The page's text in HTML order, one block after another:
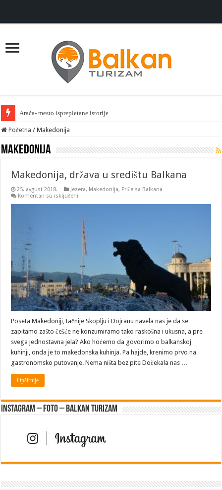
Arača- mesto isprepletane istorije
Početna / Makedonija
Makedonija
Makedonija, država u središtu Balkana
25. avgust 2018. Jezera, Makedonija, Priče sa Balkana
Komentari su isključeni
središtu
Balkana
Poseta Makedoniji, tačnije Skoplju i Dojranu navela nas je da se
zapitamo zašto češće ne konzumiramo tako raskošna i ukusna, a pre
svega jednostavna jela? Ako hoćemo da govorimo o balkanskoj
kuhinji, onda je to makedonska kuhinja. Pa hajde, krenimo prvo na
gastronomsko putovanje. Nema ništa bez pite Dočekala nas …
Opširnije
Instagram – FOTO – Balkan turizam